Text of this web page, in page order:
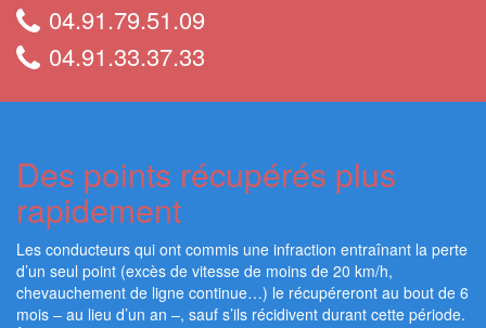
04.91.79.51.09
04.91.33.37.33
Des points récupérés plus
rapidement
Les conducteurs qui ont commis une infraction entraînant la perte
d’un seul point (excès de vitesse de moins de 20 km/h,
chevauchement de ligne continue…) le récupéreront au bout de 6
mois – au lieu d’un an –, sauf s’ils récidivent durant cette période.